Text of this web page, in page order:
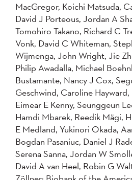
MacGregor, Koichi Matsuda,
David J Porteous, Jordan A
Tomohiro Takano, Richard C
Vonk, David C Whiteman,
Wijmenga, John Wright, Jie
Philip Awadalla, Michael
Bustamante, Nancy J Cox,
Geschwind, Caroline
Eimear E Kenny, Seunggeun
Hamdi Mbarek, Reedik Mägi,
E Medland, Yukinori Okada,
Bogdan Pasaniuc, Daniel J
Serena Sanna, Jordan W
David A van Heel, Robin G